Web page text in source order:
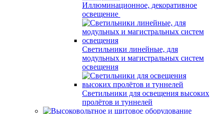
Иллюминационное, декоративное
освещение
Светильники линейные, для
модульных и магистральных систем
освещения
Светильники для освещения высоких
пролётов и туннелей